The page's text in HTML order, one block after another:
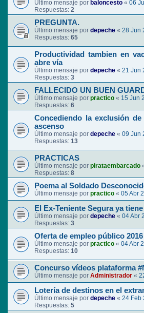
Último mensaje por baloncesto « 06
Respuestas: 2
PREGUNTA.
Último mensaje por depeche « 28 Jun
Respuestas: 65
Productividad tambien en
abre vía
Último mensaje por depeche « 21 Jun
Respuestas: 3
FALLECIDO UN BUEN
Último mensaje por practico « 15 Jun
Respuestas: 6
Concediendo la exclusión de
ascenso
Último mensaje por depeche « 09 Jun
Respuestas: 13
PRACTICAS
Último mensaje por pirataembarcado
Respuestas: 8
Poema al Soldado
Último mensaje por practico « 05 Abr
El Ex-Teniente Segura ya
Último mensaje por depeche « 04 Abr
Respuestas: 3
Oferta de empleo público 2016
Último mensaje por practico « 04 Abr
Respuestas: 10
Concurso vídeos plataforma
Último mensaje por Administrador «
Lotería de destinos en el
Último mensaje por depeche « 24 Feb
Respuestas: 5